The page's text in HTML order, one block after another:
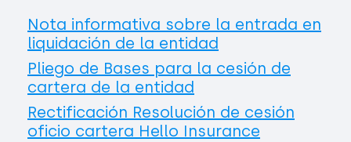
Nota informativa sobre la entrada en
liquidación de la entidad
Pliego de Bases para la cesión de
cartera de la entidad
Rectificación Resolución de cesión
oficio cartera Hello Insurance